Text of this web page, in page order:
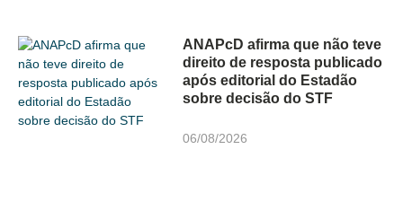
ANAPcD afirma que não teve
direito de resposta publicado
após editorial do Estadão
sobre decisão do STF
06/08/2026